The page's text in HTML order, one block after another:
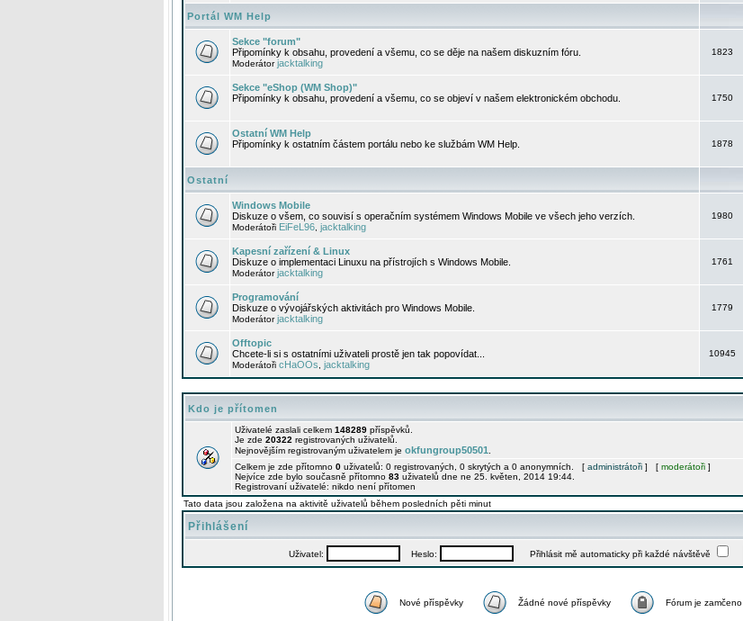
Portál WM Help
Sekce "forum"
Připomínky k obsahu, provedení a všemu, co se děje na našem diskuzním fóru.
Moderátorjacktalking
1823
Sekce "eShop (WM Shop)"
Připomínky k obsahu, provedení a všemu, co se objeví v našem elektronickém obchodu.
1750
Ostatní WM Help
Připomínky k ostatním částem portálu nebo ke službám WM Help.
1878
Ostatní
Windows Mobile
Diskuze o všem, co souvisí s operačním systémem Windows Mobile ve všech jeho verzích.
Moderátoři EiFeL96 jacktalking
1980
Kapesní zařízení & Linux
Diskuze o implementaci Linuxu na přístrojích s Windows Mobile.
Moderátorjacktalking
1761
Programování
Diskuze o vývojářských aktivitách pro Windows Mobile.
Moderátorjacktalking
1779
Offtopic
Chcete-li si s ostatními uživateli prostě jen tak popovídat...
Moderátoři cHaOOs jacktalking
10945
Kdo je přítomen
Uživatelé zaslali celkem 148289 příspěvků.
Je zde 20322 registrovaných uživatelů.
Nejnovějším registrovaným uživatelem je okfungroup50501
Celkem je zde přítomno 0 uživatelů: 0 registrovaných, 0 skrytých a 0 anonymních. [ administrátoři ] [ moderátoři ]
Nejvíce zde bylo současně přítomno 83 uživatelů dne ne 25. květen, 2014 19:44.
Registrovaní uživatelé: nikdo není přítomen
Tato data jsou založena na aktivitě uživatelů během posledních pěti minut
Přihlášení
Uživatel: Heslo: Přihlásit mě automaticky při každé návštěvě
Nové příspěvky Žádné nové příspěvky Fórum je zamčeno